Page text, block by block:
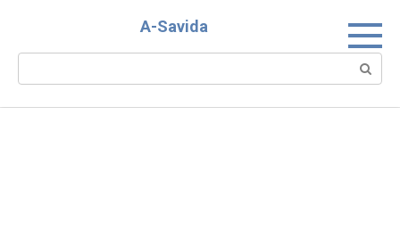
A-Savida
Search: